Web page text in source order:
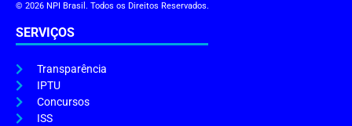
© 2026 NPI Brasil. Todos os Direitos Reservados.
SERVIÇOS
Transparência
IPTU
Concursos
ISS